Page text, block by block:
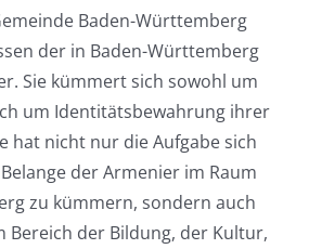
Baden-Württemberg
der in Baden-Württemberg
Sie kümmert sich sowohl um
um Identitätsbewahrung ihrer
hat nicht nur die Aufgabe sich
der Armenier im Raum
zu kümmern, sondern auch
Bereich der Bildung, der Kultur,